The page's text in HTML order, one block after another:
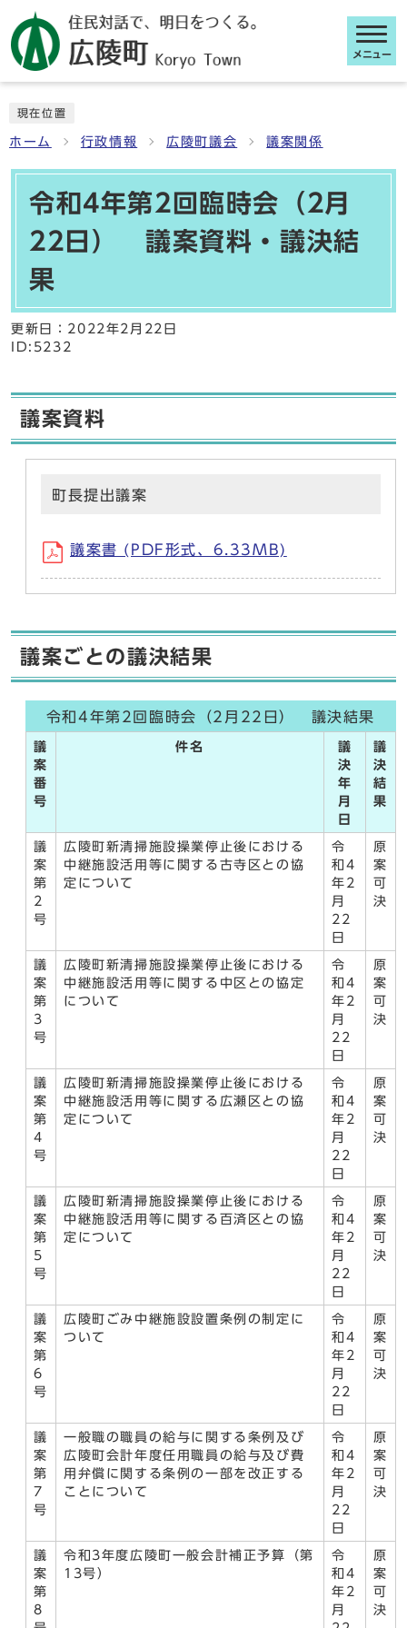
メニュー
現在位置
ホーム 行政情報 広陵町議会 議案関係
令和4年第2回臨時会（2月
22日） 議案資料・議決結
果
更新日： 2022年2月22日
ID:5232
議案資料
町長提出議案
議案書 (PDF形式、6.33MB)
議案ごとの議決結果
令和4年第2回臨時会（2月22日） 議決結果
議
案
番
号
件名
議
決
年
月
日
議
決
結
果
議
案
第
2
号
広陵町新清掃施設操業停止後における
中継施設活用等に関する古寺区との協
定について
令
和4
年2
月
22
日
原
案
可
決
議
案
第
3
号
広陵町新清掃施設操業停止後における
中継施設活用等に関する中区との協定
について
令
和4
年2
月
22
日
原
案
可
決
議
案
第
4
号
広陵町新清掃施設操業停止後における
中継施設活用等に関する広瀬区との協
定について
令
和4
年2
月
22
日
原
案
可
決
議
案
第
5
号
広陵町新清掃施設操業停止後における
中継施設活用等に関する百済区との協
定について
令
和4
年2
月
22
日
原
案
可
決
議
案
第
6
号
広陵町ごみ中継施設設置条例の制定に
ついて
令
和4
年2
月
22
日
原
案
可
決
議
案
第
7
号
一般職の職員の給与に関する条例及び
広陵町会計年度任用職員の給与及び費
用弁償に関する条例の一部を改正する
ことについて
令
和4
年2
月
22
日
原
案
可
決
議
案
第
8
令和3年度広陵町一般会計補正予算（第
13号）
令
和4
年2
月
原
案
可
決